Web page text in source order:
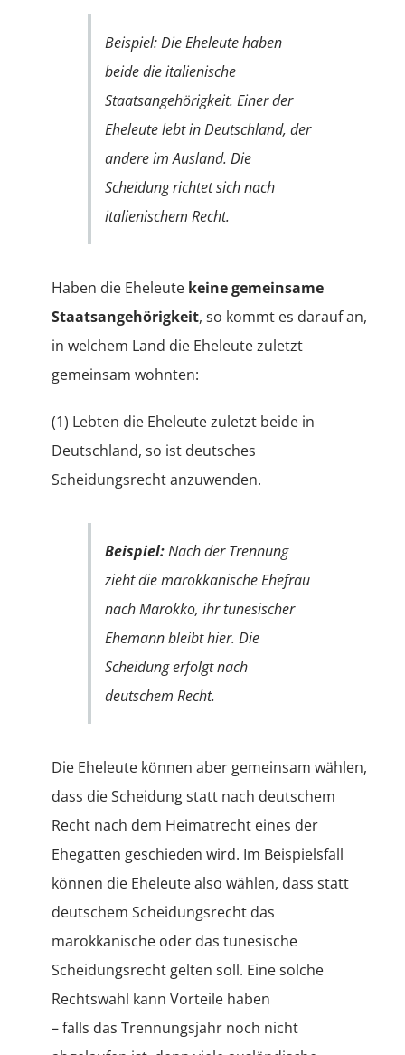
Beispiel: Die Eheleute haben
beide die italienische
Staatsangehörigkeit. Einer der
Eheleute lebt in Deutschland, der
andere im Ausland. Die
Scheidung richtet sich nach
italienischem Recht.
Haben die Eheleute keine gemeinsame
Staatsangehörigkeit, so kommt es darauf an,
in welchem Land die Eheleute zuletzt
gemeinsam wohnten:
(1) Lebten die Eheleute zuletzt beide in
Deutschland, so ist deutsches
Scheidungsrecht anzuwenden.
Beispiel:Nach der Trennung
zieht die marokkanische Ehefrau
nach Marokko, ihr tunesischer
Ehemann bleibt hier. Die
Scheidung erfolgt nach
deutschem Recht.
Die Eheleute können aber gemeinsam wählen,
dass die Scheidung statt nach deutschem
Recht nach dem Heimatrecht eines der
Ehegatten geschieden wird. Im Beispielsfall
können die Eheleute also wählen, dass statt
deutschem Scheidungsrecht das
marokkanische oder das tunesische
Scheidungsrecht gelten soll. Eine solche
Rechtswahl kann Vorteile haben
– falls das Trennungsjahr noch nicht